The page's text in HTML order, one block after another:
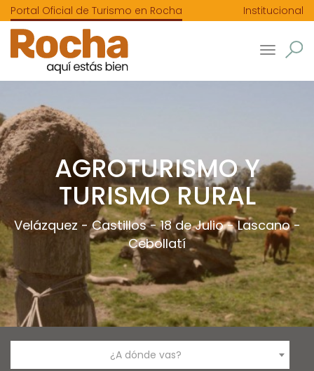
Portal Oficial de Turismo en Rocha Institucional
Toggle
AGROTURISMO Y
TURISMO RURAL
Velázquez -Castillos-18 de Julio-Lascano-
Cebollatí
¿A dónde vas?